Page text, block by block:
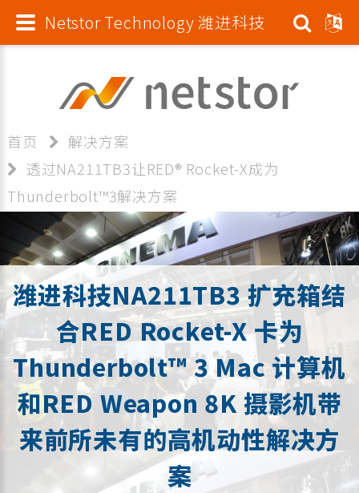
首页
解决方案
透过NA211TB3让RED® Rocket-X成为
Thunderbolt™3解决方案
潍进科技NA211TB3 扩充箱结
合RED Rocket-X 卡为
Thunderbolt™ 3 Mac 计算机
和RED Weapon 8K 摄影机带
来前所未有的高机动性解决方
案
Netstor Technology 潍进科技